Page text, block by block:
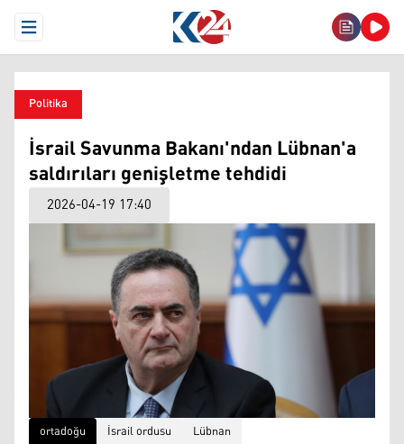
Open Menu
Politika
İsrail Savunma Bakanı'ndan Lübnan'a
saldırıları genişletme tehdidi
2026-04-19 17:40
ortadoğu İsrail ordusu Lübnan